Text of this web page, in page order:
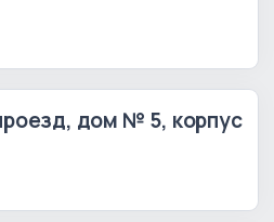
дом № 5, корпус